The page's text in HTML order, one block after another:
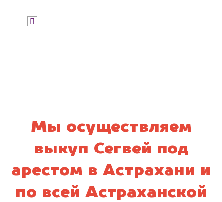
Мы осуществляем
выкуп Сегвей под
арестом в Астрахани и
по всей Астраханской